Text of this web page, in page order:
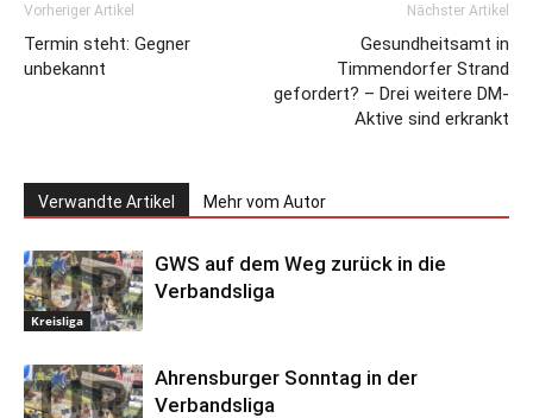
Vorheriger Artikel
Termin steht: Gegner
unbekannt
Nächster Artikel
Gesundheitsamt in
Timmendorfer Strand
gefordert? – Drei weitere DM-
Aktive sind erkrankt
Verwandte Artikel Mehr vom Autor
Kreisliga
GWS auf dem Weg zurück in die
Verbandsliga
Ahrensburger Sonntag in der
Verbandsliga